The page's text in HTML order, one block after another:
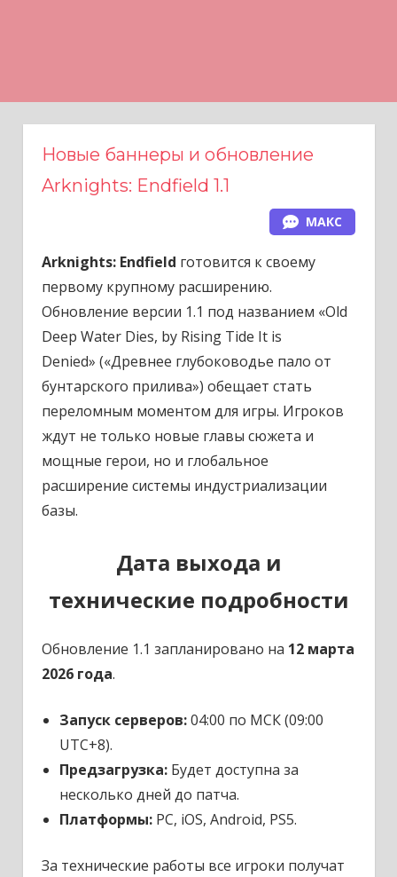
Новые баннеры и обновление
Arknights: Endfield 1.1
МАКС
Arknights: Endfield готовится к своему
первому крупному расширению.
Обновление версии 1.1 под названием «Old
Deep Water Dies, by Rising Tide It is
Denied» («Древнее глубоководье пало от
бунтарского прилива») обещает стать
переломным моментом для игры. Игроков
ждут не только новые главы сюжета и
мощные герои, но и глобальное
расширение системы индустриализации
базы.
Дата выхода и
технические подробности
Обновление 1.1 запланировано на 12 марта
2026 года.
Запуск серверов:04:00 по МСК (09:00
UTC+8).
Предзагрузка:Будет доступна за
несколько дней до патча.
Платформы:PC, iOS, Android, PS5.
За технические работы все игроки получат